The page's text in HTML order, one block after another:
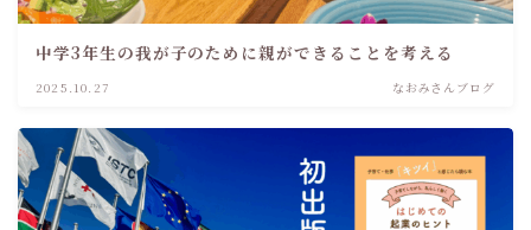
中学3年生の我が子のために親ができることを考える
2025.10.27 なおみさんブログ